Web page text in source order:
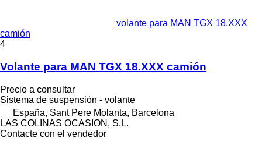
volante para MAN TGX 18.XXX
camión
4
Volante para MAN TGX 18.XXX camión
Precio a consultar
Sistema de suspensión - volante
España, Sant Pere Molanta, Barcelona
LAS COLINAS OCASION, S.L.
Contacte con el vendedor